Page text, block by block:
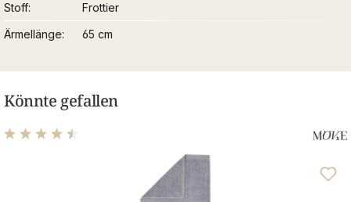
Stoff
Frottier
Ärmellänge
65 cm
Könnte gefallen
Durchschnittliche Bewertung von 4.48 von 5 Sternen